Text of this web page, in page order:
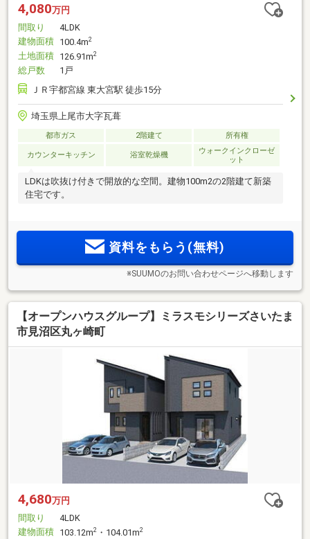
4,080万円
間取り
4LDK
建物面積 100.4m2
土地面積 126.91m2
総戸数
1戸
ＪＲ宇都宮線 東大宮駅 徒歩15分
埼玉県上尾市大字瓦葺
都市ガス 2階建て 所有権
カウンターキッチン 浴室乾燥機
ウォークインクローゼ
ット
LDKは吹抜け付きで開放的な空間。建物100m2の2階建て新築
住宅です。
資料をもらう(無料)
※SUUMOのお問い合わせページへ移動します
【オープンハウスグループ】ミラスモシリーズさいたま
市見沼区丸ヶ崎町
4,680万円
間取り
4LDK
建物面積 103.12m2 ・104.01m2